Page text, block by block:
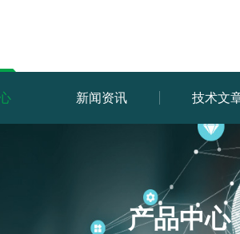
新闻资讯 技术文
产品中心